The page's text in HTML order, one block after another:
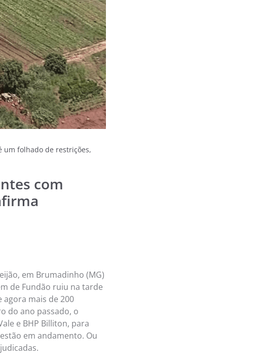
um folhado de restrições,
com
em Brumadinho (MG)
de Fundão ruiu na tarde
agora mais de 200
do ano passado, o
e BHP Billiton, para
em andamento. Ou